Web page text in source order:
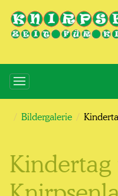
Bildergalerie
Kindertag